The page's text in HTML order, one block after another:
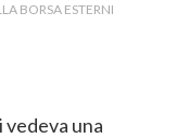
BORSA ESTERNI
vedeva una